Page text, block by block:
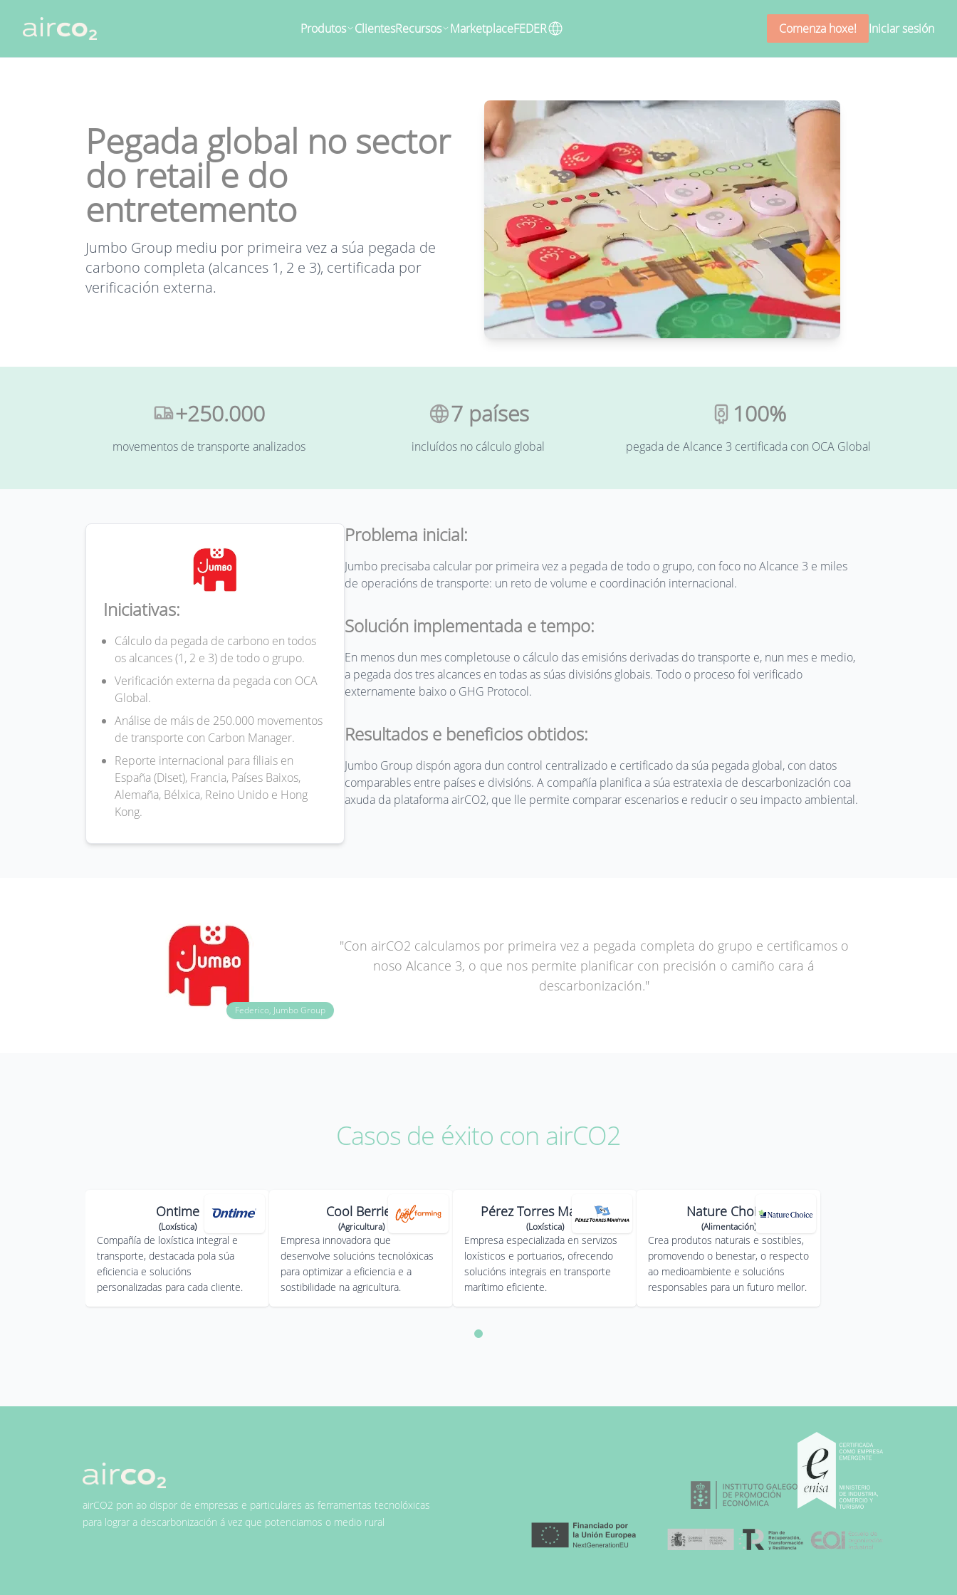
Produtos ClientesRecursos MarketplaceFEDER Comenza hoxe! Iniciar sesión
Pegada global no sector
do retail e do
entretemento
Jumbo Group mediu por primeira vez a súa pegada de
carbono completa (alcances 1, 2 e 3), certificada por
verificación externa.
+250.000
movementos de transporte analizados
7 países
incluídos no cálculo global
100%
pegada de Alcance 3 certificada con OCA Global
Iniciativas:
Cálculo da pegada de carbono en todos
os alcances (1, 2 e 3) de todo o grupo.
Verificación externa da pegada con OCA
Global.
Análise de máis de 250.000 movementos
de transporte con Carbon Manager.
Reporte internacional para filiais en
España (Diset), Francia, Países Baixos,
Alemaña, Bélxica, Reino Unido e Hong
Kong.
Problema inicial:
Jumbo precisaba calcular por primeira vez a pegada de todo o grupo, con foco no Alcance 3 e miles
de operacións de transporte: un reto de volume e coordinación internacional.
Solución implementada e tempo:
En menos dun mes completouse o cálculo das emisións derivadas do transporte e, nun mes e medio,
a pegada dos tres alcances en todas as súas divisións globais. Todo o proceso foi verificado
externamente baixo o GHG Protocol.
Resultados e beneficios obtidos:
Jumbo Group dispón agora dun control centralizado e certificado da súa pegada global, con datos
comparables entre países e divisións. A compañía planifica a súa estratexia de descarbonización coa
axuda da plataforma airCO2, que lle permite comparar escenarios e reducir o seu impacto ambiental.
Federico, Jumbo Group
"Con airCO2 calculamos por primeira vez a pegada completa do grupo e certificamos o
noso Alcance 3, o que nos permite planificar con precisión o camiño cara á
descarbonización."
Casos de éxito con airCO2
Ontime
(Loxística)
Compañía de loxística integral e
transporte, destacada pola súa
eficiencia e solucións
personalizadas para cada cliente.
Cool Berries
(Agricultura)
Empresa innovadora que
desenvolve solucións tecnolóxicas
para optimizar a eficiencia e a
sostibilidade na agricultura.
Pérez Torres Marítima
(Loxística)
Empresa especializada en servizos
loxísticos e portuarios, ofrecendo
solucións integrais en transporte
marítimo eficiente.
Nature Choice
(Alimentación)
Crea produtos naturais e sostibles,
promovendo o benestar, o respecto
ao medioambiente e solucións
responsables para un futuro mellor.
airCO2 pon ao dispor de empresas e particulares as ferramentas tecnolóxicas
para lograr a descarbonización á vez que potenciamos o medio rural